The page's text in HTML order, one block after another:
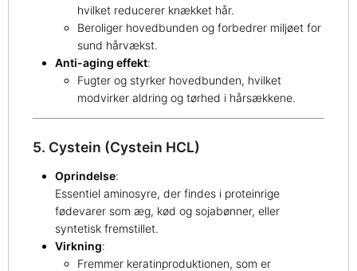
hvilket reducerer knækket hår.
Beroliger hovedbunden og forbedrer miljøet for
sund hårvækst.
Anti-aging effekt:
Fugter og styrker hovedbunden, hvilket
modvirker aldring og tørhed i hårsækkene.
5. Cystein (Cystein HCL)
Oprindelse:
Essentiel aminosyre, der findes i proteinrige
fødevarer som æg, kød og sojabønner, eller
syntetisk fremstillet.
Virkning:
Fremmer keratinproduktionen, som er